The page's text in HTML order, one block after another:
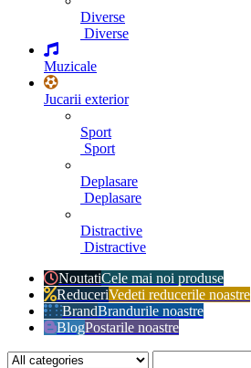
Diverse
Diverse
Muzicale
Jucarii exterior
Sport
Sport
Deplasare
Deplasare
Distractive
Distractive
NoutatiCele mai noi produse
ReduceriVedeti reducerile noastre
BrandBrandurile noastre
BlogPostarile noastre